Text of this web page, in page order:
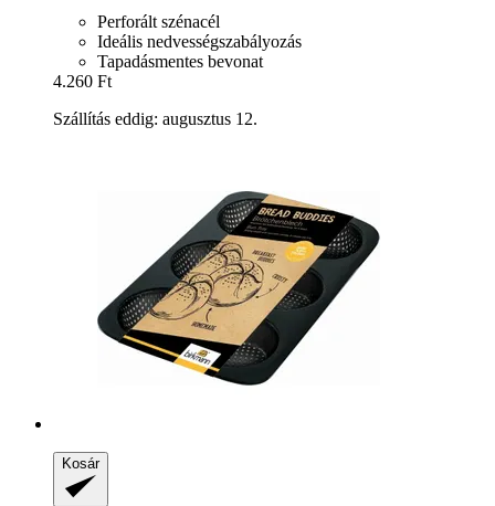
Perforált szénacél
Ideális nedvességszabályozás
Tapadásmentes bevonat
4.260 Ft
Szállítás eddig: augusztus 12.
Kosár